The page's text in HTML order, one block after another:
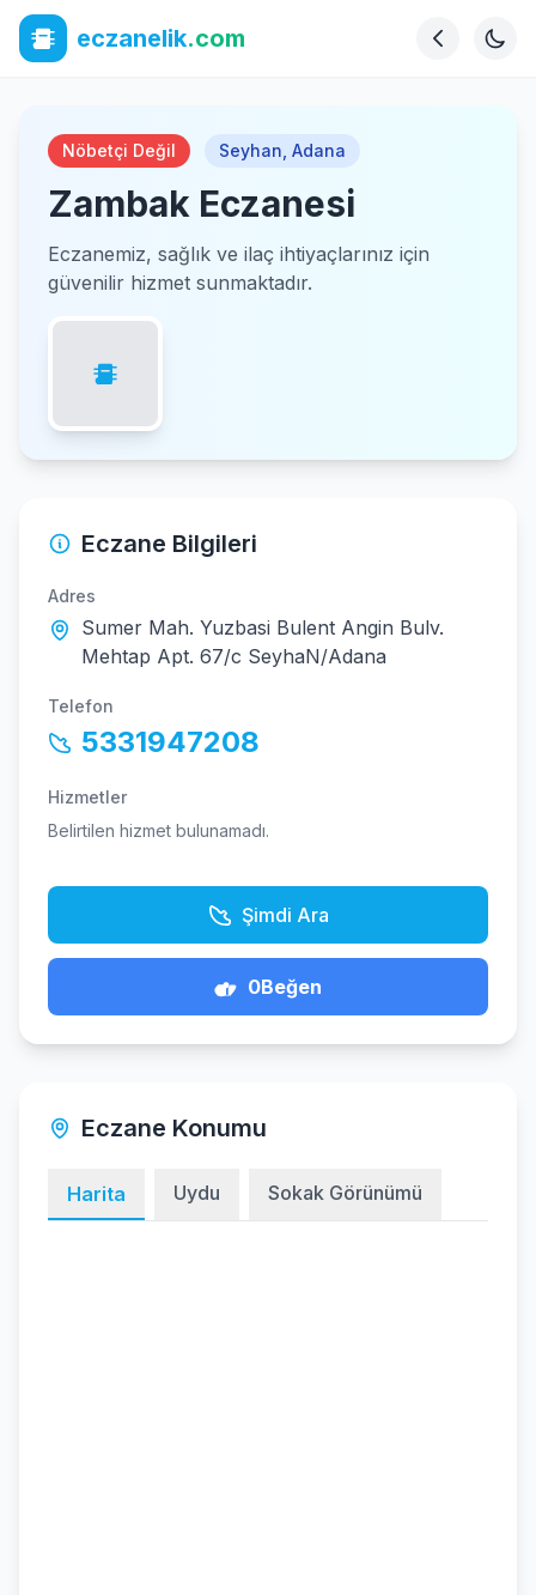
eczanelik.com
Nöbetçi Değil Seyhan Adana
Zambak Eczanesi
Eczanemiz, sağlık ve ilaç ihtiyaçlarınız için
güvenilir hizmet sunmaktadır.
Eczane Bilgileri
Adres
Sumer Mah. Yuzbasi Bulent Angin Bulv.
Mehtap Apt. 67/c SeyhaN/Adana
Telefon
5331947208
Hizmetler
Belirtilen hizmet bulunamadı.
Şimdi Ara
0Beğen
Eczane Konumu
Harita Uydu Sokak Görünümü